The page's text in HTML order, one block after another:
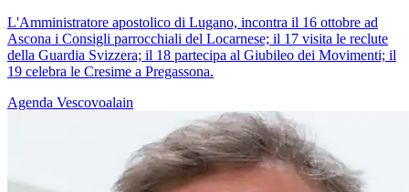
L'Amministratore apostolico di Lugano, incontra il 16 ottobre ad
Ascona i Consigli parrocchiali del Locarnese; il 17 visita le reclute
della Guardia Svizzera; il 18 partecipa al Giubileo dei Movimenti; il
19 celebra le Cresime a Pregassona.
Agenda Vescovoalain